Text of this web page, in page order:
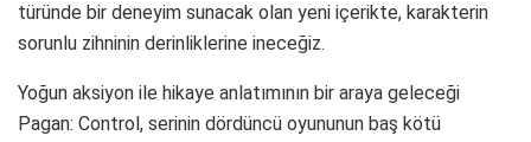
türünde bir deneyim sunacak olan yeni içerikte, karakterin
sorunlu zihninin derinliklerine ineceğiz.
Yoğun aksiyon ile hikaye anlatımının bir araya geleceği
Pagan: Control, serinin dördüncü oyununun baş kötü